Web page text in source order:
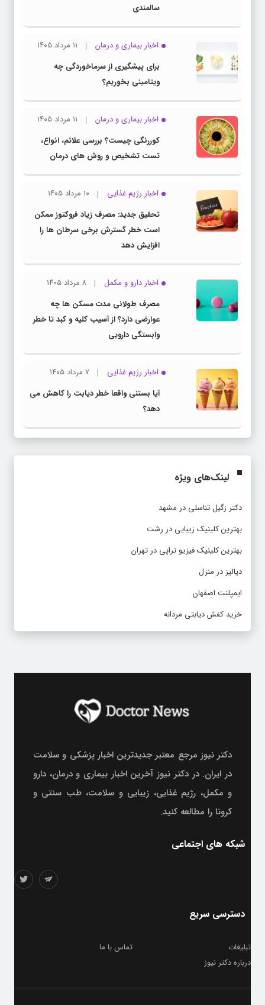
سالمندی
اخبار بیماری و درمان
۱۱ مرداد ۱۴۰۵
برای پیشگیری از سرماخوردگی چه
ویتامینی بخوریم؟
اخبار بیماری و درمان
۱۱ مرداد ۱۴۰۵
کوررنگی چیست؟ بررسی علائم، انواع،
تست تشخیص و روش های درمان
اخبار رژیم غذایی
۱۰ مرداد ۱۴۰۵
تحقیق جدید: مصرف زیاد فروکتوز ممکن
است خطر گسترش برخی سرطان ها را
افزایش دهد
اخبار دارو و مکمل
۸ مرداد ۱۴۰۵
مصرف طولانی مدت مسکن ها چه
عوارضی دارد؟ از آسیب کلیه و کبد تا خطر
وابستگی دارویی
اخبار رژیم غذایی
۷ مرداد ۱۴۰۵
آیا بستنی واقعا خطر دیابت را کاهش می
دهد؟
لینک‌های ویژه
دکتر زگیل تناسلی در مشهد
بهترین کلینیک زیبایی در رشت
بهترین کلینیک فیزیو تراپی در تهران
دیالیز در منزل
ایمپلنت اصفهان
خرید کفش دیابتی مردانه
دکتر نیوز مرجع معتبر جدیدترین اخبار پزشکی و سلامت
در ایران. در دکتر نیوز آخرین اخبار بیماری و درمان، دارو
و مکمل، رژیم غذایی، زیبایی و سلامت، طب سنتی و
کرونا را مطالعه کنید.
شبکه های اجتماعی
دسترسی سریع
تبلیغات
تماس با ما
درباره دکتر نیوز